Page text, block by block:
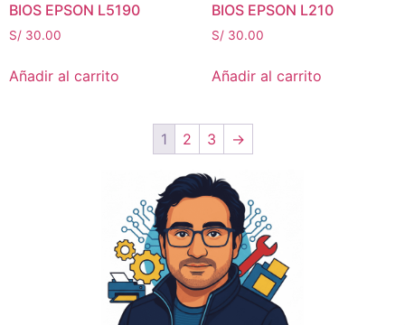
BIOS EPSON L5190
S/ 30.00
Añadir al carrito
BIOS EPSON L210
S/ 30.00
Añadir al carrito
1 2 3 →